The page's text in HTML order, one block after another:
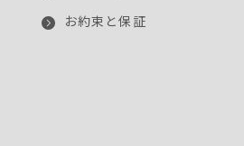
お約束と保証